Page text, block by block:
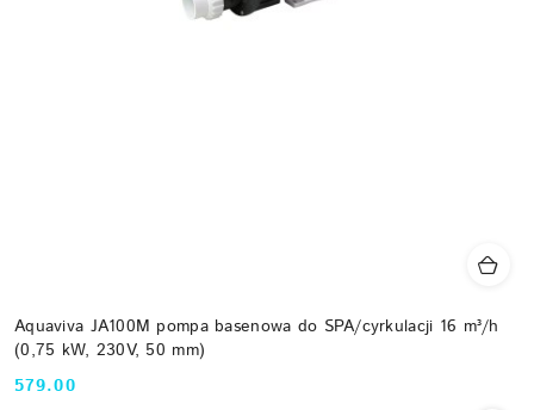
Aquaviva JA100M pompa basenowa do SPA/cyrkulacji 16 m³/h
(0,75 kW, 230V, 50 mm)
Cena:
579.00